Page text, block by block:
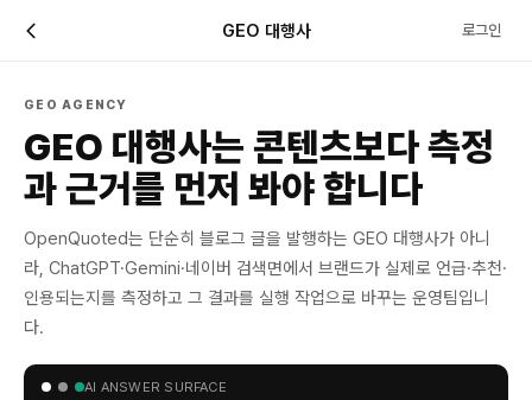
GEO 대행사 로그인
GEO AGENCY
GEO 대행사는 콘텐츠보다 측정
과 근거를 먼저 봐야 합니다
OpenQuoted는 단순히 블로그 글을 발행하는 GEO 대행사가 아니
라, ChatGPT·Gemini·네이버 검색면에서 브랜드가 실제로 언급·추천·
인용되는지를 측정하고 그 결과를 실행 작업으로 바꾸는 운영팀입니
다.
AI ANSWER SURFACE